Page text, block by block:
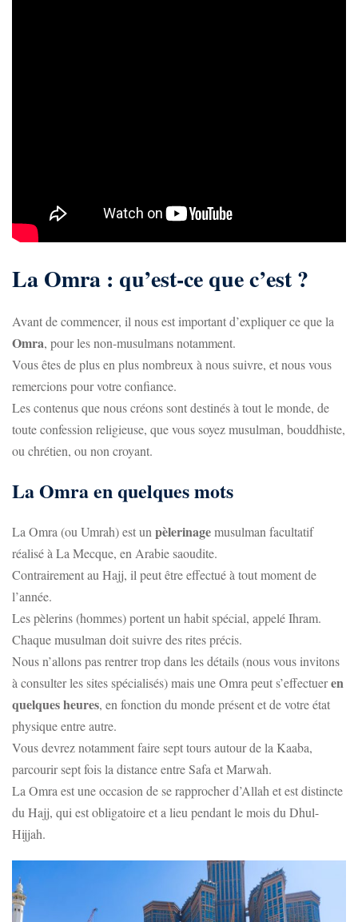
La Omra : qu’est-ce que c’est ?
Avant de commencer, il nous est important d’expliquer ce que la
Omra, pour les non-musulmans notamment.
Vous êtes de plus en plus nombreux à nous suivre, et nous vous
remercions pour votre confiance.
Les contenus que nous créons sont destinés à tout le monde, de
toute confession religieuse, que vous soyez musulman, bouddhiste,
ou chrétien, ou non croyant.
La Omra en quelques mots
La Omra (ou Umrah) est un pèlerinagemusulman facultatif
réalisé à La Mecque, en Arabie saoudite.
Contrairement au Hajj, il peut être effectué à tout moment de
l’année.
Les pèlerins (hommes) portent un habit spécial, appelé Ihram.
Chaque musulman doit suivre des rites précis.
Nous n’allons pas rentrer trop dans les détails (nous vous invitons
à consulter les sites spécialisés) mais une Omra peut s’effectueren
quelques heures, en fonction du monde présent et de votre état
physique entre autre.
Vous devrez notamment faire sept tours autour de la Kaaba,
parcourir sept fois la distance entre Safa et Marwah.
La Omra est une occasion de se rapprocher d’Allah et est distincte
du Hajj, qui est obligatoire et a lieu pendant le mois du Dhul-
Hijjah.